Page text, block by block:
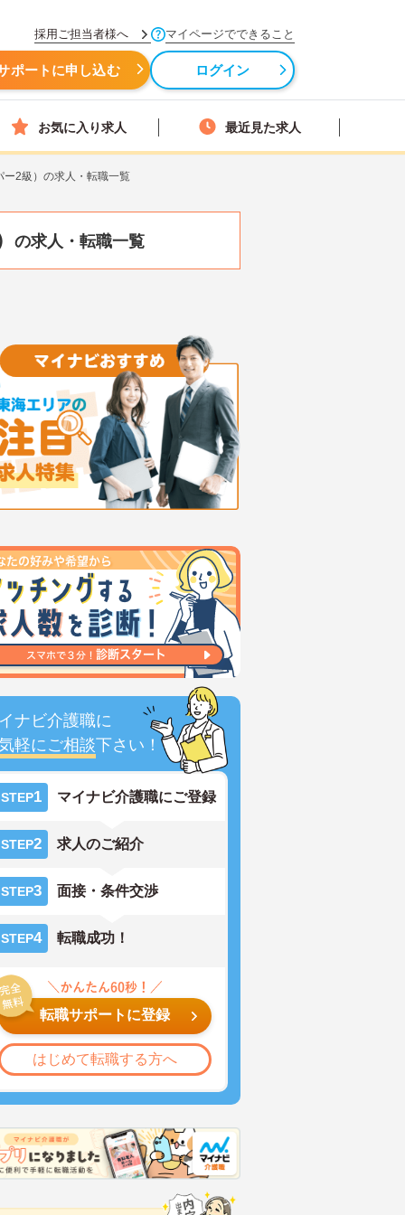
採用ご担当者様へ マイページでできること
ポートに申し込む ログイン
お気に入り求人 最近見た求人
2級）の求人・転職一覧
の求人・転職一覧
ナビ介護職に
軽にご相談下さい！
STEP1 マイナビ介護職にご登録
STEP2 求人のご紹介
STEP3 面接・条件交渉
STEP4 転職成功！
転職サポートに登録
はじめて転職する方へ